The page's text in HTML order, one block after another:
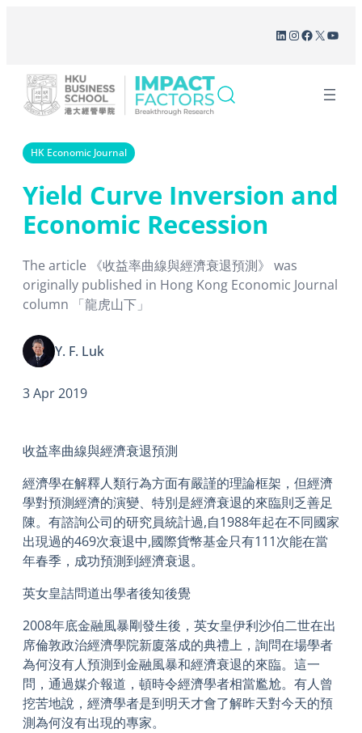
LinkedIn
Instagram
Facebook
X
HK Economic Journal
Yield Curve Inversion and
Economic Recession
The article 《收益率曲線與經濟衰退預測》 was
originally published in Hong Kong Economic Journal
column 「龍虎山下」
Y. F. Luk
3 Apr 2019
收益率曲線與經濟衰退預測
經濟學在解釋人類行為方面有嚴謹的理論框架，但經濟
學對預測經濟的演變、特別是經濟衰退的來臨則乏善足
陳。有諮詢公司的研究員統計過,自1988年起在不同國家
出現過的469次衰退中,國際貨幣基金只有111次能在當
年春季，成功預測到經濟衰退。
英女皇詰問道出學者後知後覺
2008年底金融風暴剛發生後，英女皇伊利沙伯二世在出
席倫敦政治經濟學院新廈落成的典禮上，詢問在場學者
為何沒有人預測到金融風暴和經濟衰退的來臨。這一
問，通過媒介報道，頓時令經濟學者相當尷尬。有人曾
挖苦地說，經濟學者是到明天才會了解昨天對今天的預
測為何沒有出現的專家。